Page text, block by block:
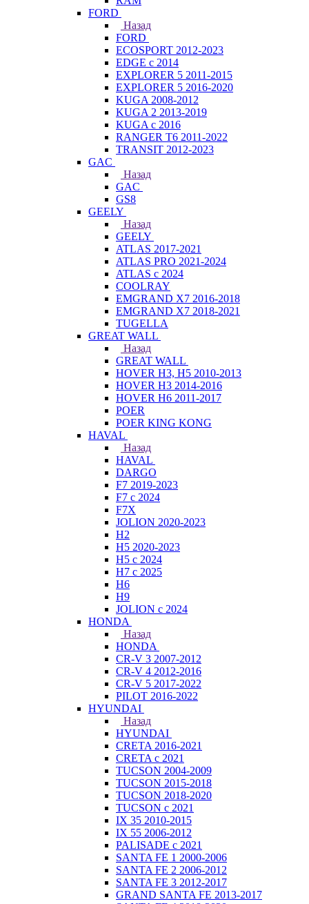
FORD
Назад
FORD
ECOSPORT 2012-2023
EDGE c 2014
EXPLORER 5 2011-2015
EXPLORER 5 2016-2020
KUGA 2008-2012
KUGA 2 2013-2019
KUGA с 2016
RANGER T6 2011-2022
TRANSIT 2012-2023
GAC
Назад
GAC
GS8
GEELY
Назад
GEELY
ATLAS 2017-2021
ATLAS PRO 2021-2024
ATLAS с 2024
COOLRAY
EMGRAND X7 2016-2018
EMGRAND X7 2018-2021
TUGELLA
GREAT WALL
Назад
GREAT WALL
HOVER H3, H5 2010-2013
HOVER H3 2014-2016
HOVER H6 2011-2017
POER
POER KING KONG
HAVAL
Назад
HAVAL
DARGO
F7 2019-2023
F7 с 2024
F7X
JOLION 2020-2023
H2
H5 2020-2023
H5 с 2024
H7 с 2025
H6
H9
JOLION с 2024
HONDA
Назад
HONDA
CR-V 3 2007-2012
CR-V 4 2012-2016
CR-V 5 2017-2022
PILOT 2016-2022
HYUNDAI
Назад
HYUNDAI
CRETA 2016-2021
CRETA с 2021
TUCSON 2004-2009
TUCSON 2015-2018
TUCSON 2018-2020
TUCSON с 2021
IX 35 2010-2015
IX 55 2006-2012
PALISADE с 2021
SANTA FE 1 2000-2006
SANTA FE 2 2006-2012
SANTA FE 3 2012-2017
GRAND SANTA FE 2013-2017